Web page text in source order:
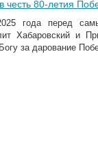
честь 80-летия
года перед
Хабаровский и
за дарование